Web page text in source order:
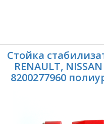
Стойка
RENAULT,
8200277960